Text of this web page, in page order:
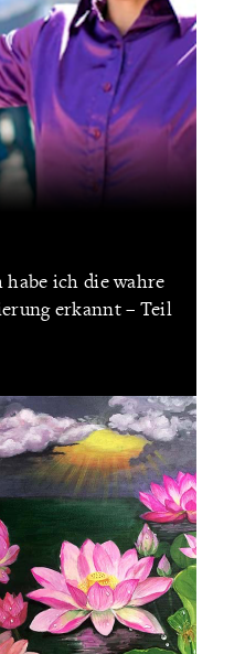
habe ich die wahre
erkannt – Teil